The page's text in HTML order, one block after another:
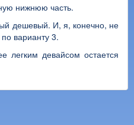
нижнюю часть.
дешевый. И, я, конечно, не
варианту 3.
легким девайсом остается